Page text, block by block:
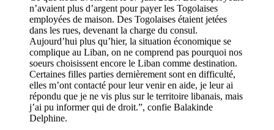
n’avaient plus d’argent pour payer les Togolaises
employées de maison. Des Togolaises étaient jetées
dans les rues, devenant la charge du consul.
Aujourd’hui plus qu’hier, la situation économique se
complique au Liban, on ne comprend pas pourquoi nos
soeurs choisissent encore le Liban comme destination.
Certaines filles parties dernièrement sont en difficulté,
elles m’ont contacté pour leur venir en aide, je leur ai
répondu que je ne vis plus sur le territoire libanais, mais
j’ai pu informer qui de droit.”, confie Balakinde
Delphine.